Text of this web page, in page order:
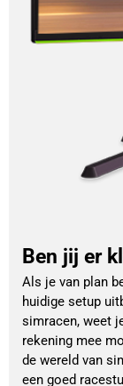
Ben jij er
Als je van plan
huidige setup
simracen, weet
rekening mee
de wereld van
een goed